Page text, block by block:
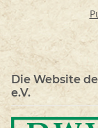
Die Website
e.V.